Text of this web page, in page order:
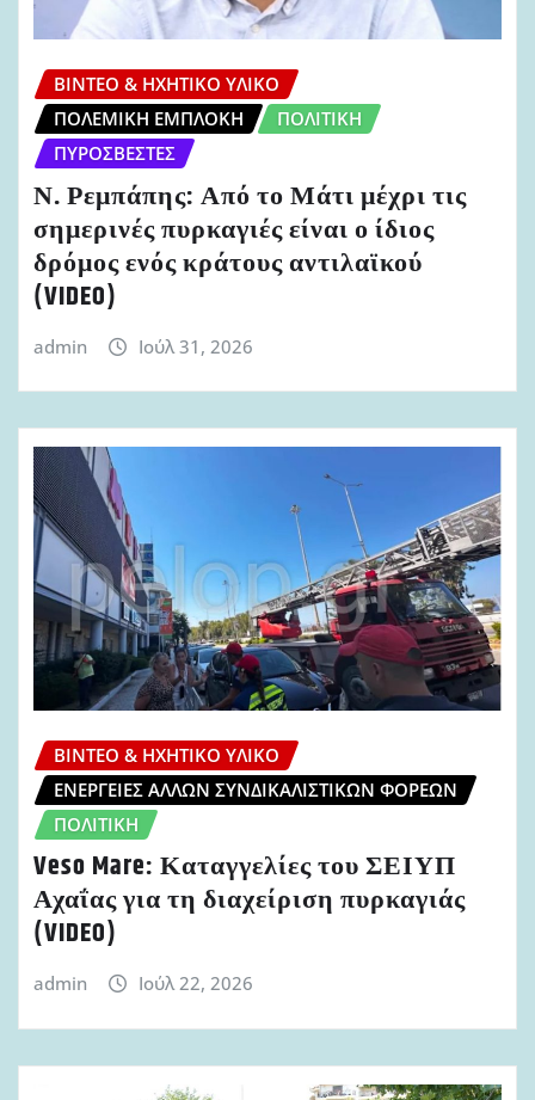
ΒΊΝΤΕΟ & ΗΧΗΤΙΚΌ ΥΛΙΚΌ
ΠΟΛΕΜΙΚΉ ΕΜΠΛΟΚΉ
ΠΟΛΙΤΙΚΉ
ΠΥΡΟΣΒΈΣΤΕΣ
Ν. Ρεμπάπης: Από το Μάτι μέχρι τις
σημερινές πυρκαγιές είναι ο ίδιος
δρόμος ενός κράτους αντιλαϊκού
(VIDEO)
admin Ιούλ 31, 2026
ΒΊΝΤΕΟ & ΗΧΗΤΙΚΌ ΥΛΙΚΌ
ΕΝΈΡΓΕΙΕΣ ΆΛΛΩΝ ΣΥΝΔΙΚΑΛΙΣΤΙΚΏΝ ΦΟΡΈΩΝ
ΠΟΛΙΤΙΚΉ
Veso Mare: Καταγγελίες του ΣΕΙΥΠ
Αχαΐας για τη διαχείριση πυρκαγιάς
(VIDEO)
admin Ιούλ 22, 2026